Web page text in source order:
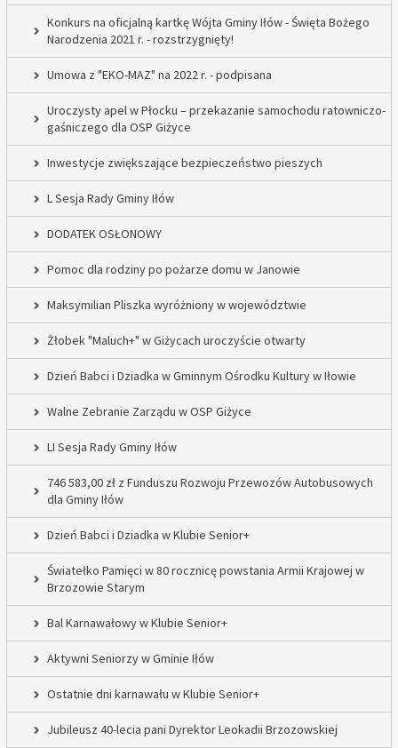
Konkurs na oficjalną kartkę Wójta Gminy Iłów - Święta Bożego
Narodzenia 2021 r. - rozstrzygnięty!
Umowa z "EKO-MAZ" na 2022 r. - podpisana
Uroczysty apel w Płocku – przekazanie samochodu ratowniczo-
gaśniczego dla OSP Giżyce
Inwestycje zwiększające bezpieczeństwo pieszych
L Sesja Rady Gminy Iłów
DODATEK OSŁONOWY
Pomoc dla rodziny po pożarze domu w Janowie
Maksymilian Pliszka wyróżniony w województwie
Żłobek "Maluch+" w Giżycach uroczyście otwarty
Dzień Babci i Dziadka w Gminnym Ośrodku Kultury w Iłowie
Walne Zebranie Zarządu w OSP Giżyce
LI Sesja Rady Gminy Iłów
746 583,00 zł z Funduszu Rozwoju Przewozów Autobusowych
dla Gminy Iłów
Dzień Babci i Dziadka w Klubie Senior+
Światełko Pamięci w 80 rocznicę powstania Armii Krajowej w
Brzozowie Starym
Bal Karnawałowy w Klubie Senior+
Aktywni Seniorzy w Gminie Iłów
Ostatnie dni karnawału w Klubie Senior+
Jubileusz 40-lecia pani Dyrektor Leokadii Brzozowskiej